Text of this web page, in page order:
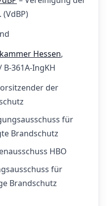
Hessen,
361A-IngKH
der
für
Brandschutz
HBO
für
Brandschutz